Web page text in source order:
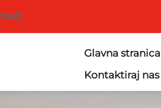
Glavna stranica
Kontaktiraj nas